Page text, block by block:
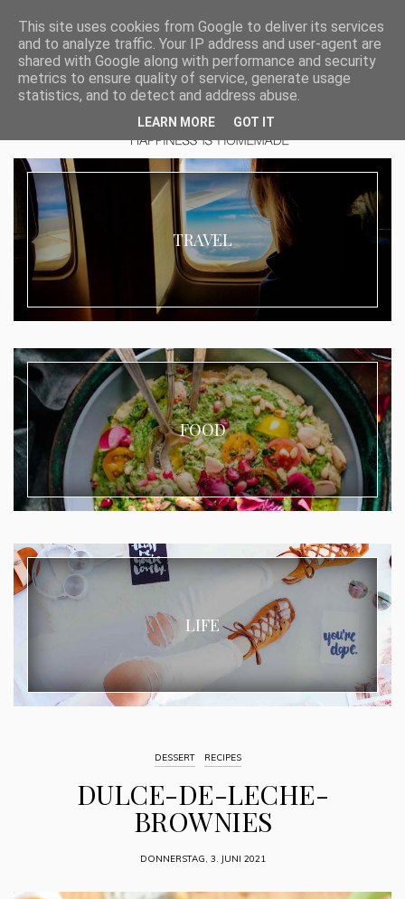
TRAVEL
FOOD
LIFE
DESSERT RECIPES
DULCE-DE-LECHE-
BROWNIES
DONNERSTAG, 3. JUNI 2021
This site uses cookies from Google to deliver its services
and to analyze traffic. Your IP address and user-agent are
shared with Google along with performance and security
metrics to ensure quality of service, generate usage
statistics, and to detect and address abuse.
LEARN MORE GOT IT